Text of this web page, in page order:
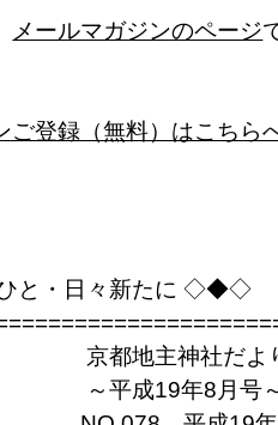
メールマガジンのページ
ご登録（無料）はこちら
と・日々新たに ◇◆◇
神社だよ
年8月号